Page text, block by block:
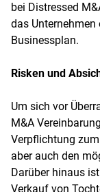
bei Distressed
das
Businessplan.
Risken und
Um sich vor
M&A
Verpflichtung
aber auch den
Darüber hinaus
Verkauf von